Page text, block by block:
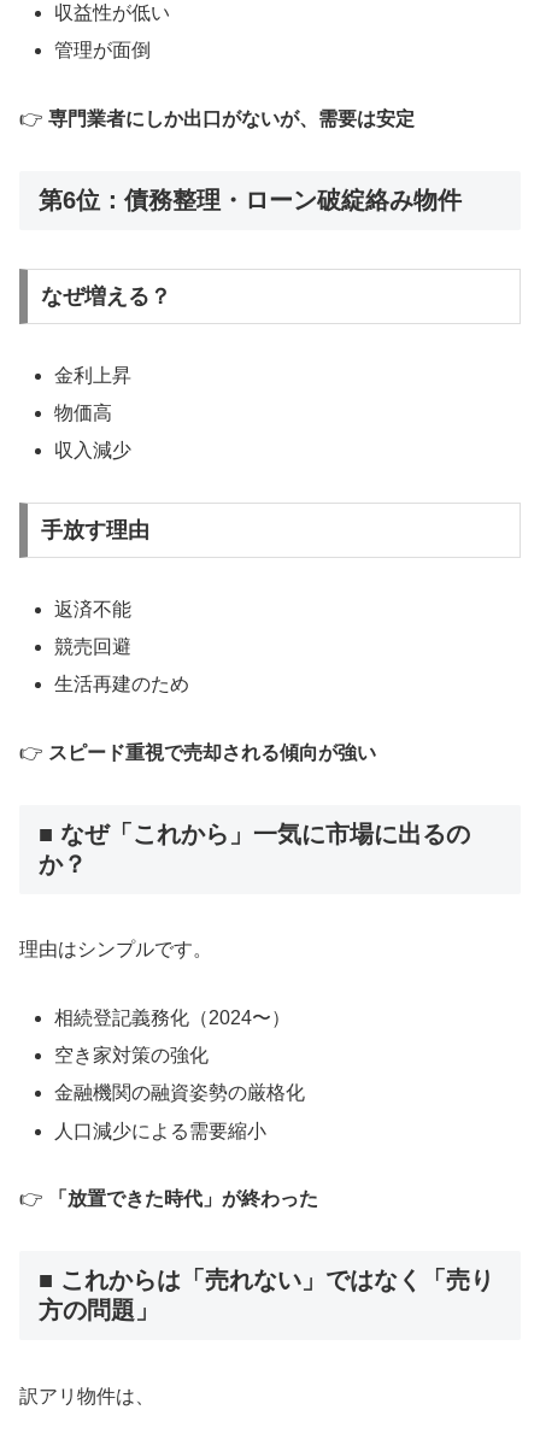
収益性が低い
管理が面倒
👉 専門業者にしか出口がないが、需要は安定
第6位：債務整理・ローン破綻絡み物件
なぜ増える？
金利上昇
物価高
収入減少
手放す理由
返済不能
競売回避
生活再建のため
👉 スピード重視で売却される傾向が強い
■ なぜ「これから」一気に市場に出るの
か？
理由はシンプルです。
相続登記義務化（2024〜）
空き家対策の強化
金融機関の融資姿勢の厳格化
人口減少による需要縮小
👉 「放置できた時代」が終わった
■ これからは「売れない」ではなく「売り
方の問題」
訳アリ物件は、